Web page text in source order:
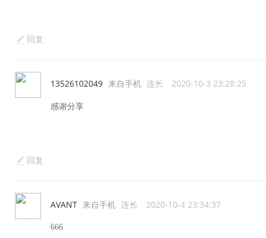
回复
13526102049 来自手机 连长 2020-10-3 23:28:25
感谢分享
回复
AVANT 来自手机 连长 2020-10-4 23:34:37
666